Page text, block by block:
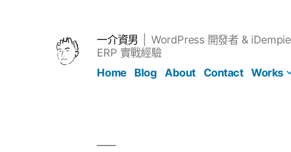
一介資男
WordPress 開發者 &
ERP 實戰經驗
Home
Blog About Contact Works